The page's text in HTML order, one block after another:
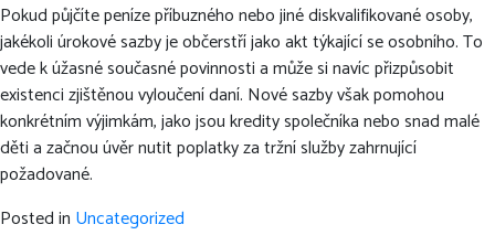
Pokud půjčíte peníze příbuzného nebo jiné diskvalifikované osoby,
jakékoli úrokové sazby je občerstří jako akt týkající se osobního. To
vede k úžasné současné povinnosti a může si navíc přizpůsobit
existenci zjištěnou vyloučení daní. Nové sazby však pomohou
konkrétním výjimkám, jako jsou kredity společníka nebo snad malé
děti a začnou úvěr nutit poplatky za tržní služby zahrnující
požadované.
Posted in Uncategorized